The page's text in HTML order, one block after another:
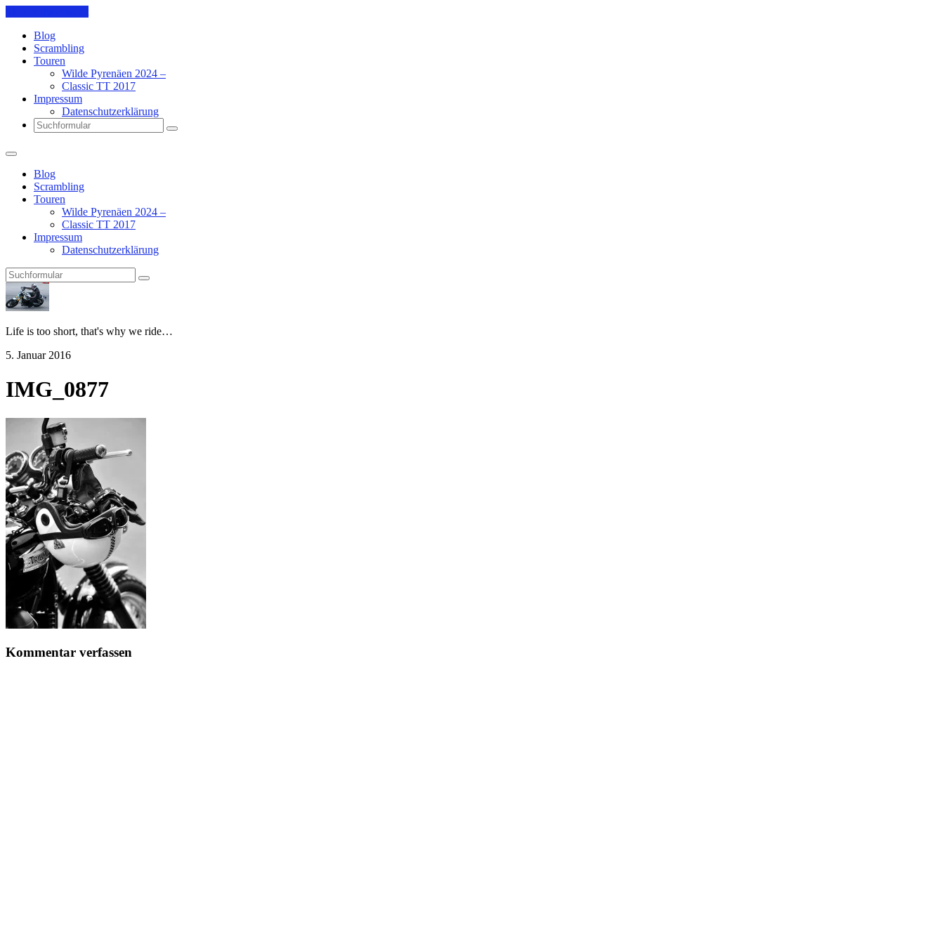
Blog
Scrambling
Touren
Wilde Pyrenäen 2024 –
Classic TT 2017
Impressum
Datenschutzerklärung
Search
Blog
Scrambling
Touren
Wilde Pyrenäen 2024 –
Classic TT 2017
Impressum
Datenschutzerklärung
Search
Pit's
Blog
Life is too short, that's why we ride…
5. Januar 2016
IMG_0877
Kommentar verfassen